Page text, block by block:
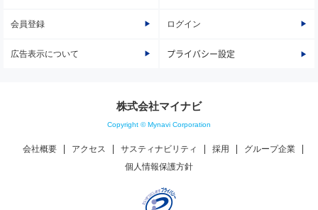
会員登録 ログイン
広告表示について プライバシー設定
株式会社マイナビ
Copyright © Mynavi Corporation
会社概要 アクセス サスティナビリティ 採用
グループ企業
個人情報保護方針